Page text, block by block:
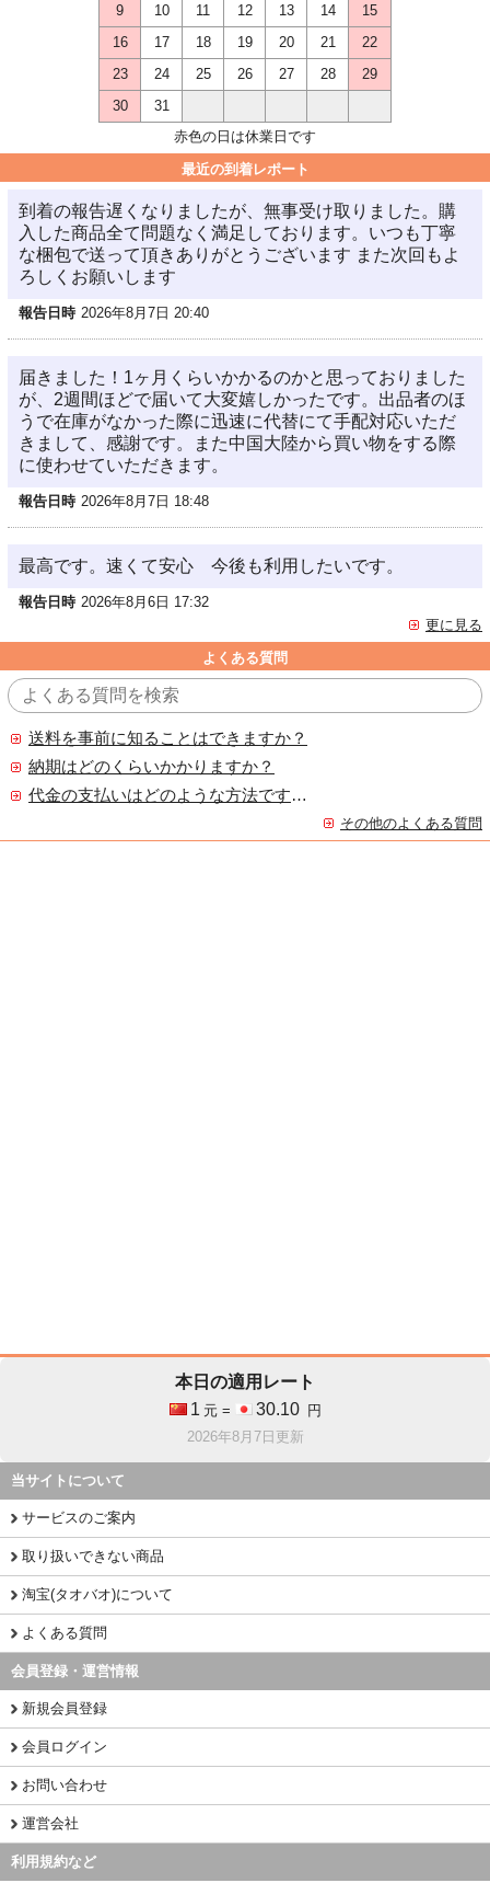
9
10 11 12 13 14
15
16
17 18 19 20 21
22
23
24 25 26 27 28
29
30
31
赤色の日は休業日です
最近の到着レポート
到着の報告遅くなりましたが、無事受け取りました。購
入した商品全て問題なく満足しております。いつも丁寧
な梱包で送って頂きありがとうございます また次回もよ
ろしくお願いします
報告日時 2026年8月7日 20:40
届きました！1ヶ月くらいかかるのかと思っておりました
が、2週間ほどで届いて大変嬉しかったです。出品者のほ
うで在庫がなかった際に迅速に代替にて手配対応いただ
きまして、感謝です。また中国大陸から買い物をする際
に使わせていただきます。
報告日時 2026年8月7日 18:48
最高です。速くて安心 今後も利用したいです。
報告日時 2026年8月6日 17:32
更に見る
よくある質問
送料を事前に知ることはできますか？
納期はどのくらいかかりますか？
代金の支払いはどのような方法ですか？
その他のよくある質問
本日の適用レート
1 元 = 30.10
円
2026年8月7日更新
当サイトについて
サービスのご案内
取り扱いできない商品
淘宝(タオバオ)について
よくある質問
会員登録・運営情報
新規会員登録
会員ログイン
お問い合わせ
運営会社
利用規約など